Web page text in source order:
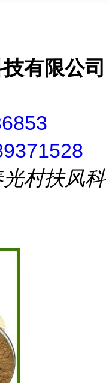
有限公司
村扶风科